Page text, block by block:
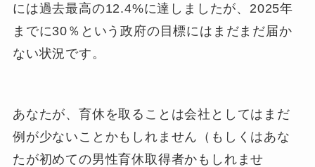
には過去最高の12.4%に達しましたが、2025年
までに30％という政府の目標にはまだまだ届か
ない状況です。
あなたが、育休を取ることは会社としてはまだ
例が少ないことかもしれません（もしくはあな
たが初めての男性育休取得者かもしれませ